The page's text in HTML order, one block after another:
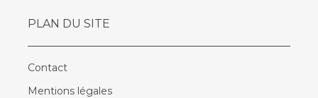
PLAN DU SITE
Contact
Mentions légales